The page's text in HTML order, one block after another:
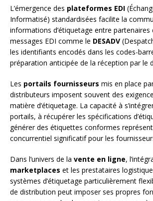
L’émergence des plateformes EDI
Informatisé) standardisées facilite la
informations d’étiquetage entre partenaires
messages EDI comme le DESADV
les identifiants encodés dans les codes-
préparation anticipée de la réception par le
Les portails fournisseurs mis en place
distributeurs imposent souvent des
matière d’étiquetage. La capacité à
portails, à récupérer les spécifications
générer des étiquettes conformes
concurrentiel significatif pour les
Dans l’univers de la vente en ligne,
marketplaces et les prestataires
systèmes d’étiquetage particulièrement
de distribution peut imposer ses propres